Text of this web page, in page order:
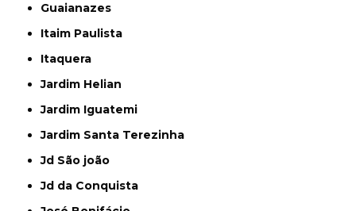
Guaianazes
Itaim Paulista
Itaquera
Jardim Helian
Jardim Iguatemi
Jardim Santa Terezinha
Jd São joão
Jd da Conquista